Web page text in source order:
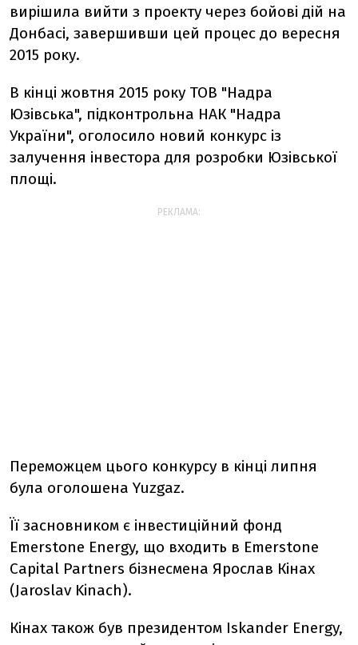
вирішила вийти з проекту через бойові дій на
Донбасі, завершивши цей процес до вересня
2015 року.
В кінці жовтня 2015 року ТОВ "Надра
Юзівська", підконтрольна НАК "Надра
України", оголосило новий конкурс із
залучення інвестора для розробки Юзівської
площі.
РЕКЛАМА:
Переможцем цього конкурсу в кінці липня
була оголошена Yuzgaz.
Її засновником є інвестиційний фонд
Emerstone Energy, що входить в Emerstone
Capital Partners бізнесмена Ярослав Кінах
(Jaroslav Kinach).
Кінах також був президентом Iskander Energy,